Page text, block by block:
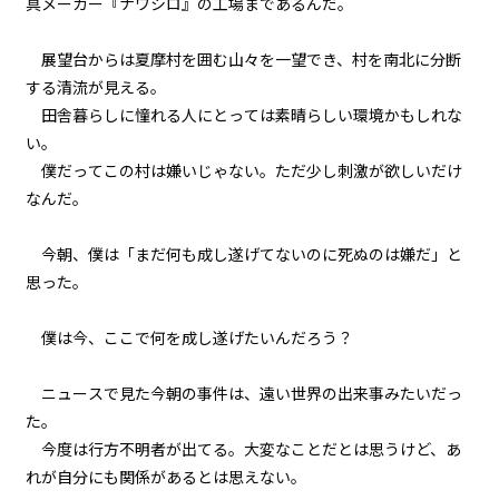
041
８月８日：CONTINUE
043
044
045
８月１４日：村祭当日
展望台からは夏摩村を囲む山々を一望でき、村を南北に分断
する清流が見える。
田舎暮らしに憧れる人にとっては素晴らしい環境かもしれな
い。
僕だってこの村は嫌いじゃない。ただ少し刺激が欲しいだけ
なんだ。
今朝、僕は「まだ何も成し遂げてないのに死ぬのは嫌だ」と
思った。
僕は今、ここで何を成し遂げたいんだろう？
ニュースで見た今朝の事件は、遠い世界の出来事みたいだっ
た。
今度は行方不明者が出てる。大変なことだとは思うけど、あ
れが自分にも関係があるとは思えない。